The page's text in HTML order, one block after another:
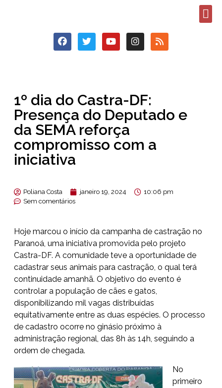
1º dia do Castra-DF:
Presença do Deputado e
da SEMA reforça
compromisso com a
iniciativa
Poliana Costa janeiro 19, 2024
10:06 pm
Sem comentários
Hoje marcou o início da campanha de castração no
Paranoá, uma iniciativa promovida pelo projeto
Castra-DF. A comunidade teve a oportunidade de
cadastrar seus animais para castração, o qual terá
continuidade amanhã. O objetivo do evento é
controlar a população de cães e gatos,
disponibilizando mil vagas distribuídas
equitativamente entre as duas espécies. O processo
de cadastro ocorre no ginásio próximo à
administração regional, das 8h às 14h, seguindo a
ordem de chegada.
No
primeiro